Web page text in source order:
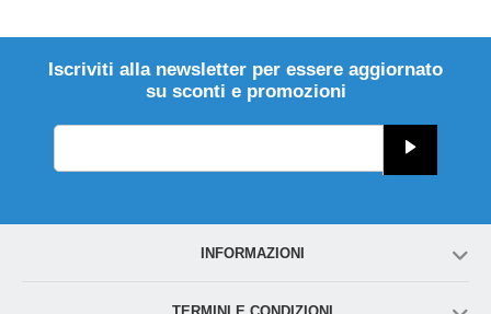
Iscriviti alla newsletter per essere aggiornato
su sconti e promozioni
INFORMAZIONI